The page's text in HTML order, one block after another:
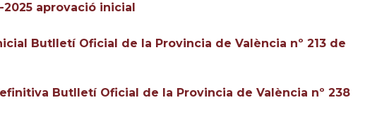
2025 aprovació inicial
Butlletí Oficial de la Provincia de València nº 213 de
Butlletí Oficial de la Provincia de València nº 238